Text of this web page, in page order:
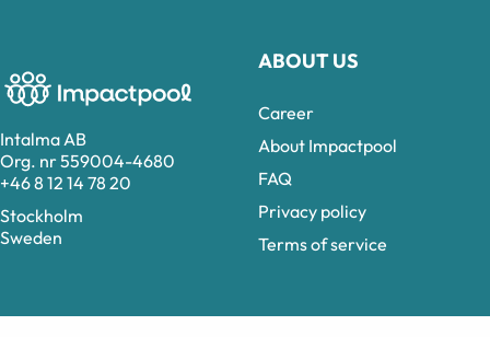
Intalma AB
Org. nr 559004-4680
+46 8 12 14 78 20
Stockholm
Sweden
ABOUT US
Career
About Impactpool
FAQ
Privacy policy
Terms of service